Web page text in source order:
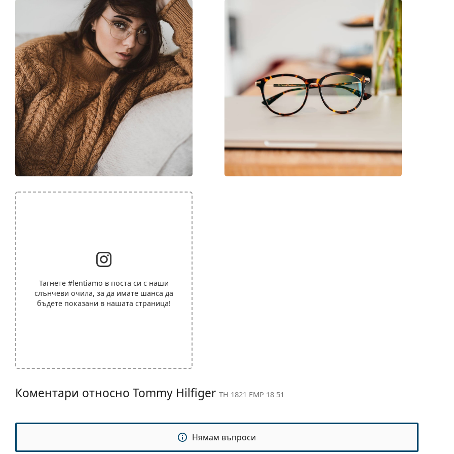
Тагнете #lentiamo в поста си с наши
слънчеви очила, за да имате шанса да
бъдете показани в нашата страница!
Коментари относно Tommy Hilfiger TH 1821 FMP 18 51
Нямам въпроси